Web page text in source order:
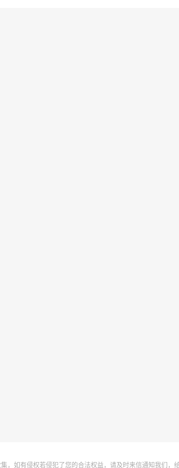
，如有侵权若侵犯了您的合法权益，请及时来信通知我们，